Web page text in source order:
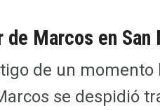
Marcos en San
de un momento
se despidió